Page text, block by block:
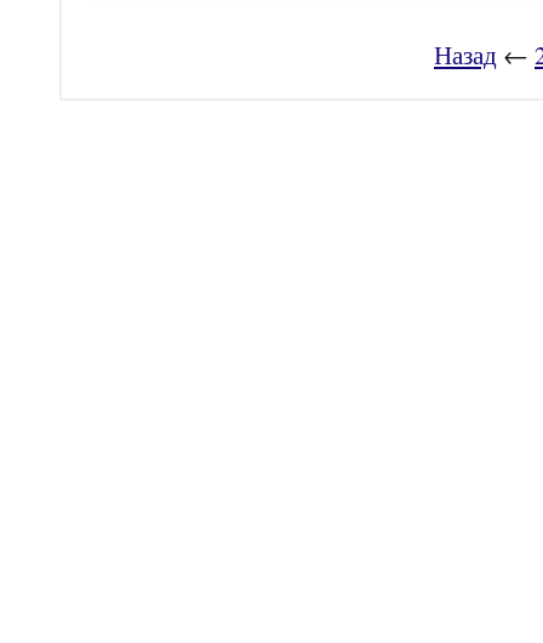
Назад ←